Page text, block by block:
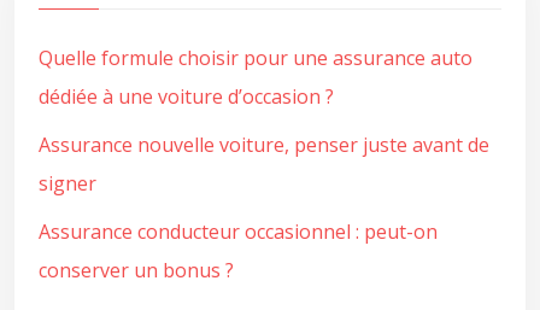
Quelle formule choisir pour une assurance auto
dédiée à une voiture d’occasion ?
Assurance nouvelle voiture, penser juste avant de
signer
Assurance conducteur occasionnel : peut-on
conserver un bonus ?